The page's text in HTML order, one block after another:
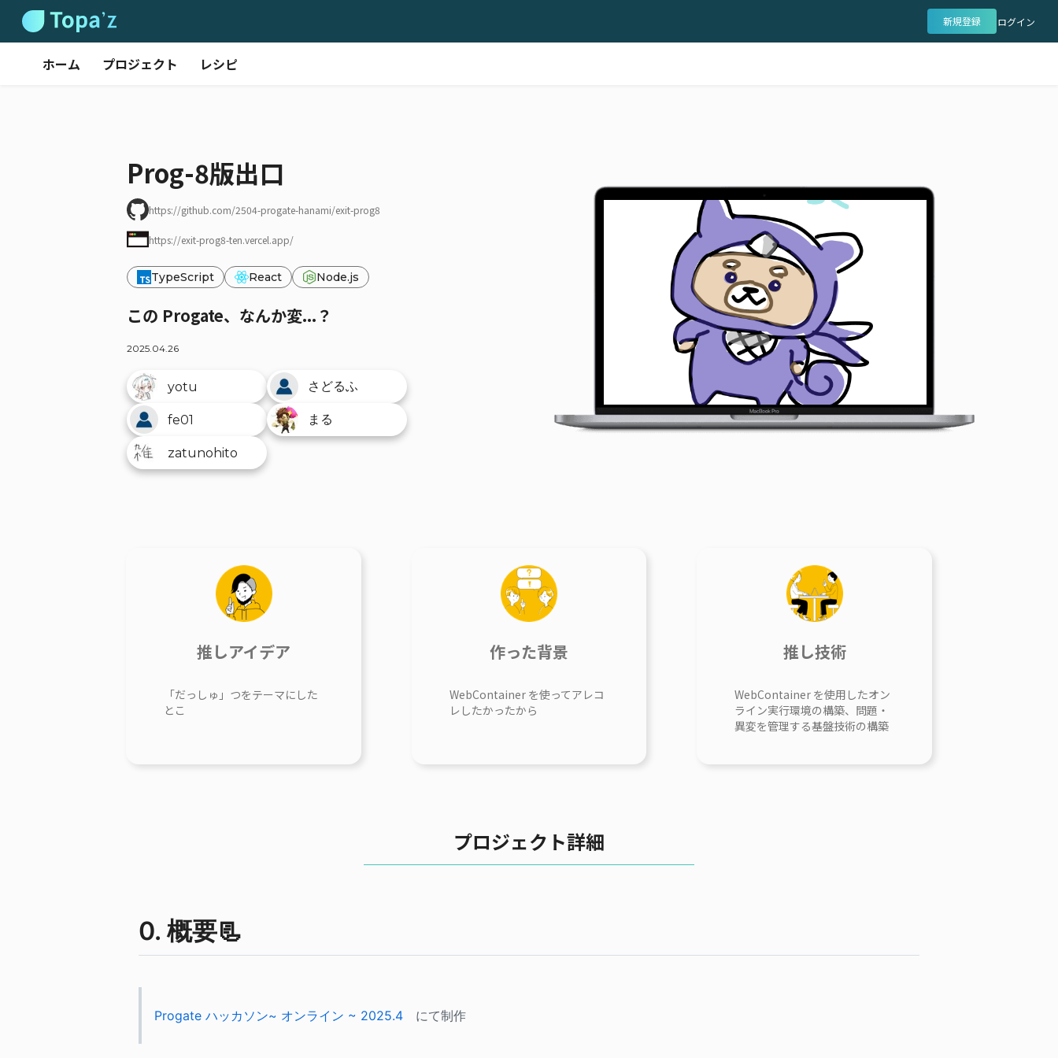
新規登録 ログイン
ホーム プロジェクト レシピ
Prog-8版出口
https://github.com/2504-progate-hanami/exit-prog8
https://exit-prog8-ten.vercel.app/
TypeScript React Node.js
この Progate、なんか変...？
2025.04.26
yotu さどるふ
fe01 まる
zatunohito
推しアイデア
「だっしゅ」つをテーマにした
とこ
作った背景
WebContainer を使ってアレコ
レしたかったから
推し技術
WebContainer を使用したオン
ライン実行環境の構築、問題・
異変を管理する基盤技術の構築
プロジェクト詳細
0. 概要📃
Progate ハッカソン~ オンライン ~ 2025.4 にて制作